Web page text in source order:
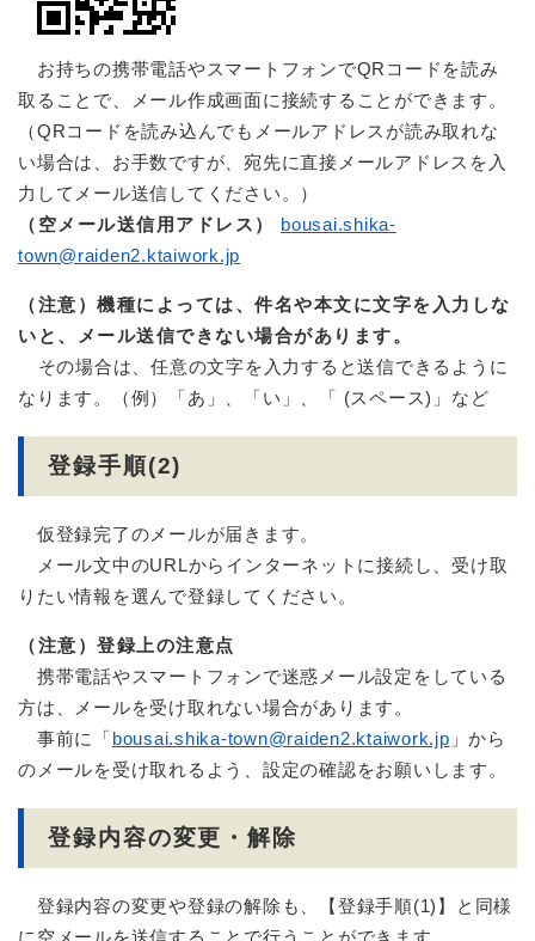
お持ちの携帯電話やスマートフォンでQRコードを読み
取ることで、メール作成画面に接続することができます。
（QRコードを読み込んでもメールアドレスが読み取れな
い場合は、お手数ですが、宛先に直接メールアドレスを入
力してメール送信してください。）
（空メール送信用アドレス） bousai.shika-
town@raiden2.ktaiwork.jp
（注意）機種によっては、件名や本文に文字を入力しな
いと、メール送信できない場合があります。
その場合は、任意の文字を入力すると送信できるように
なります。（例）「あ」、「い」、「 (スペース)」など
登録手順(2)
仮登録完了のメールが届きます。
メール文中のURLからインターネットに接続し、受け取
りたい情報を選んで登録してください。
（注意）登録上の注意点
携帯電話やスマートフォンで迷惑メール設定をしている
方は、メールを受け取れない場合があります。
事前に「bousai.shika-town@raiden2.ktaiwork.jp 」から
のメールを受け取れるよう、設定の確認をお願いします。
登録内容の変更・解除
登録内容の変更や登録の解除も、【登録手順(1)】と同様